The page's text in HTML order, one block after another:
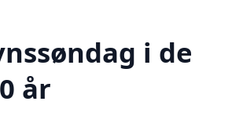
i de
år